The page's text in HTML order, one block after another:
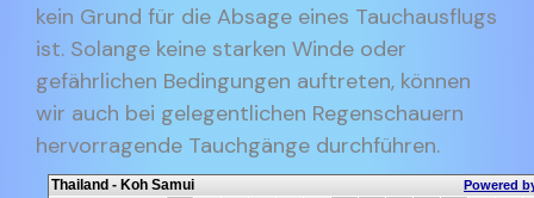
kein Grund für die Absage eines Tauchausflugs
ist. Solange keine starken Winde oder
gefährlichen Bedingungen auftreten, können
wir auch bei gelegentlichen Regenschauern
hervorragende Tauchgänge durchführen.
Thailand - Koh Samui
Powered